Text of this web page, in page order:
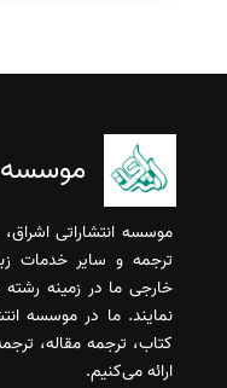
موسسه
موسسه انتشاراتی
ترجمه و سایر خدمات
خارجی ما در زمینه
نمایند. ما در موسسه
کتاب، ترجمه مقاله،
ارائه می‌کنیم.